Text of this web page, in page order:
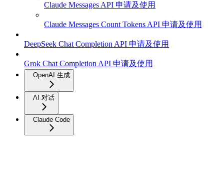
Claude Messages API 申请及使用
Claude Messages Count Tokens API 申请及使用
DeepSeek Chat Completion API 申请及使用
Grok Chat Completion API 申请及使用
OpenAI 生成
AI 对话
Claude Code